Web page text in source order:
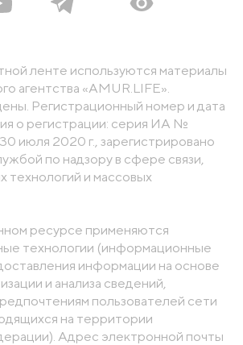
ленте используются материалы
агентства «AMUR.LIFE».
Регистрационный номер и дата
о регистрации: серия ИА №
июля 2020 г., зарегистрировано
по надзору в сфере связи,
технологий и массовых
ресурсе применяются
технологии (информационные
информации на основе
и анализа сведений,
пользователей сети
на территории
Адрес электронной почты